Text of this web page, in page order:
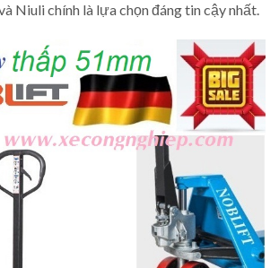
Niuli chính là lựa chọn đáng tin cậy nhất.